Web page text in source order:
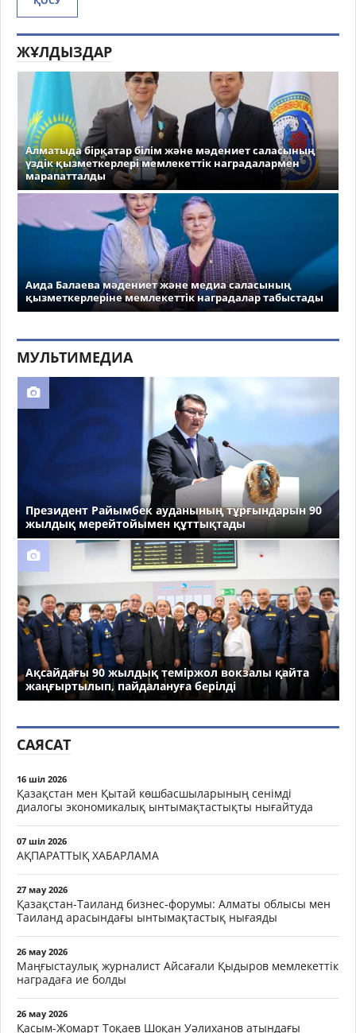
ЖҰЛДЫЗДАР
Алматыда бірқатар білім және мәдениет саласының
үздік қызметкерлері мемлекеттік наградалармен
марапатталды
Аида Балаева мәдениет және медиа саласының
қызметкерлеріне мемлекеттік наградалар табыстады
МУЛЬТИМЕДИА
Президент Райымбек ауданының тұрғындарын 90
жылдық мерейтойымен құттықтады
Ақсайдағы 90 жылдық теміржол вокзалы қайта
жаңғыртылып, пайдалануға берілді
САЯСАТ
16 шіл 2026
Қазақстан мен Қытай көшбасшыларының сенімді
диалогы экономикалық ынтымақтастықты нығайтуда
07 шіл 2026
АҚПАРАТТЫҚ ХАБАРЛАМА
27 мау 2026
Қазақстан-Таиланд бизнес-форумы: Алматы облысы мен
Таиланд арасындағы ынтымақтастық нығаяды
26 мау 2026
Маңғыстаулық журналист Айсағали Қыдыров мемлекеттік
наградаға ие болды
26 мау 2026
Қасым-Жомарт Тоқаев Шоқан Уәлиханов атындағы